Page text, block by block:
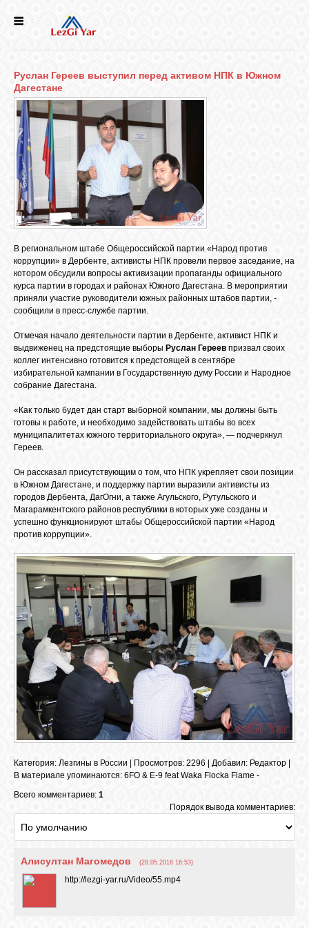
СЕЛА
ИСТОРИЯ
КУЛЬТУРА
ГОЛОС
ЛЕЗГИН
НАРОДЫ
БИБЛИОТЕКА
ФОРУМ
О САЙТЕ
ФОТО
ВИДЕО
МУЗЫКА
САЙТЫ
ОБЪЯВЛЕНИЯ
ВОПРОСЫ /
ОТВЕТЫ
RSS
Руслан Гереев выступил перед активом НПК в Южном
Дагестане
В региональном штабе Общероссийской партии «Народ против
коррупции» в Дербенте, активисты НПК провели первое заседание, на
котором обсудили вопросы активизации пропаганды официального
курса партии в городах и районах Южного Дагестана. В мероприятии
приняли участие руководители южных районных штабов партии, -
сообщили в пресс-службе партии.
Отмечая начало деятельности партии в Дербенте, активист НПК и
выдвиженец на предстоящие выборы Руслан Гереев призвал своих
коллег интенсивно готовится к предстоящей в сентябре
избирательной кампании в Государственную думу России и Народное
собрание Дагестана.
«Как только будет дан старт выборной компании, мы должны быть
готовы к работе, и необходимо задействовать штабы во всех
муниципалитетах южного территориального округа», — подчеркнул
Гереев.
Он рассказал присутствующим о том, что НПК укрепляет свои позиции
в Южном Дагестане, и поддержку партии выразили активисты из
городов Дербента, ДагОгни, а также Агульского, Рутульского и
Магарамкентского районов республики в которых уже созданы и
успешно функционируют штабы Общероссийской партии «Народ
против коррупции».
Категория: Лезгины в России | Просмотров: 2296 | Добавил: Редактор |
В материале упоминаются: 6FO & E-9 feat Waka Flocka Flame -
Всего комментариев: 1
Порядок вывода комментариев:
Алисултан Магомедов (28.05.2016 16:53)
http://lezgi-yar.ru/Video/55.mp4